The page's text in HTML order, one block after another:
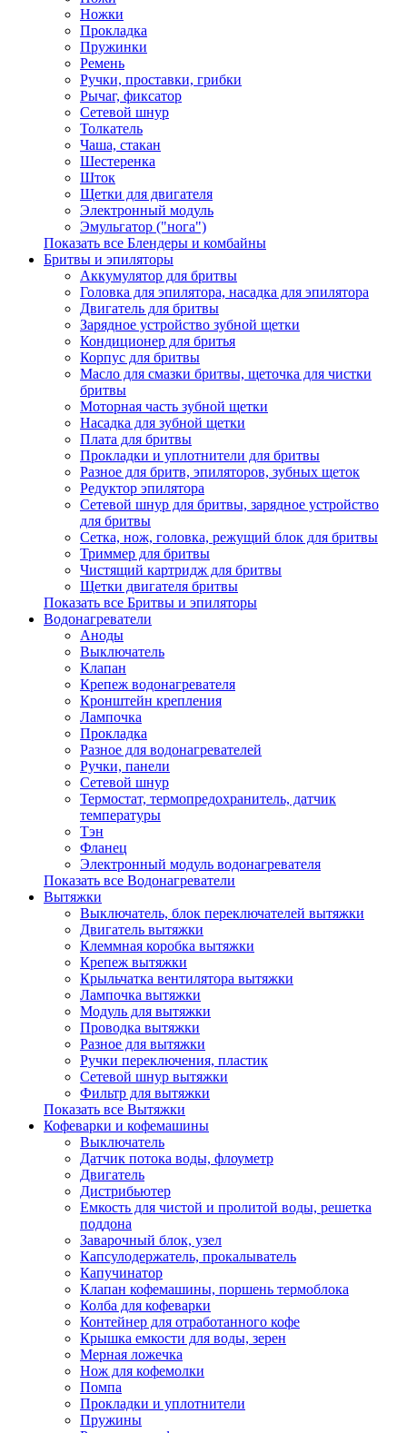
Ножки
Прокладка
Пружинки
Ремень
Ручки, проставки, грибки
Рычаг, фиксатор
Сетевой шнур
Толкатель
Чаша, стакан
Шестеренка
Шток
Щетки для двигателя
Электронный модуль
Эмульгатор ("нога")
Показать все Блендеры и комбайны
Бритвы и эпиляторы
Аккумулятор для бритвы
Головка для эпилятора, насадка для эпилятора
Двигатель для бритвы
Зарядное устройство зубной щетки
Кондиционер для бритья
Корпус для бритвы
Масло для смазки бритвы, щеточка для чистки
бритвы
Моторная часть зубной щетки
Насадка для зубной щетки
Плата для бритвы
Прокладки и уплотнители для бритвы
Разное для бритв, эпиляторов, зубных щеток
Редуктор эпилятора
Сетевой шнур для бритвы, зарядное устройство
для бритвы
Сетка, нож, головка, режущий блок для бритвы
Триммер для бритвы
Чистящий картридж для бритвы
Щетки двигателя бритвы
Показать все Бритвы и эпиляторы
Водонагреватели
Аноды
Выключатель
Клапан
Крепеж водонагревателя
Кронштейн крепления
Лампочка
Прокладка
Разное для водонагревателей
Ручки, панели
Сетевой шнур
Термостат, термопредохранитель, датчик
температуры
Тэн
Фланец
Электронный модуль водонагревателя
Показать все Водонагреватели
Вытяжки
Выключатель, блок переключателей вытяжки
Двигатель вытяжки
Клеммная коробка вытяжки
Крепеж вытяжки
Крыльчатка вентилятора вытяжки
Лампочка вытяжки
Модуль для вытяжки
Проводка вытяжки
Разное для вытяжки
Ручки переключения, пластик
Сетевой шнур вытяжки
Фильтр для вытяжки
Показать все Вытяжки
Кофеварки и кофемашины
Выключатель
Датчик потока воды, флоуметр
Двигатель
Дистрибьютер
Емкость для чистой и пролитой воды, решетка
поддона
Заварочный блок, узел
Капсулодержатель, прокалыватель
Капучинатор
Клапан кофемашины, поршень термоблока
Колба для кофеварки
Контейнер для отработанного кофе
Крышка емкости для воды, зерен
Мерная ложечка
Нож для кофемолки
Помпа
Прокладки и уплотнители
Пружины